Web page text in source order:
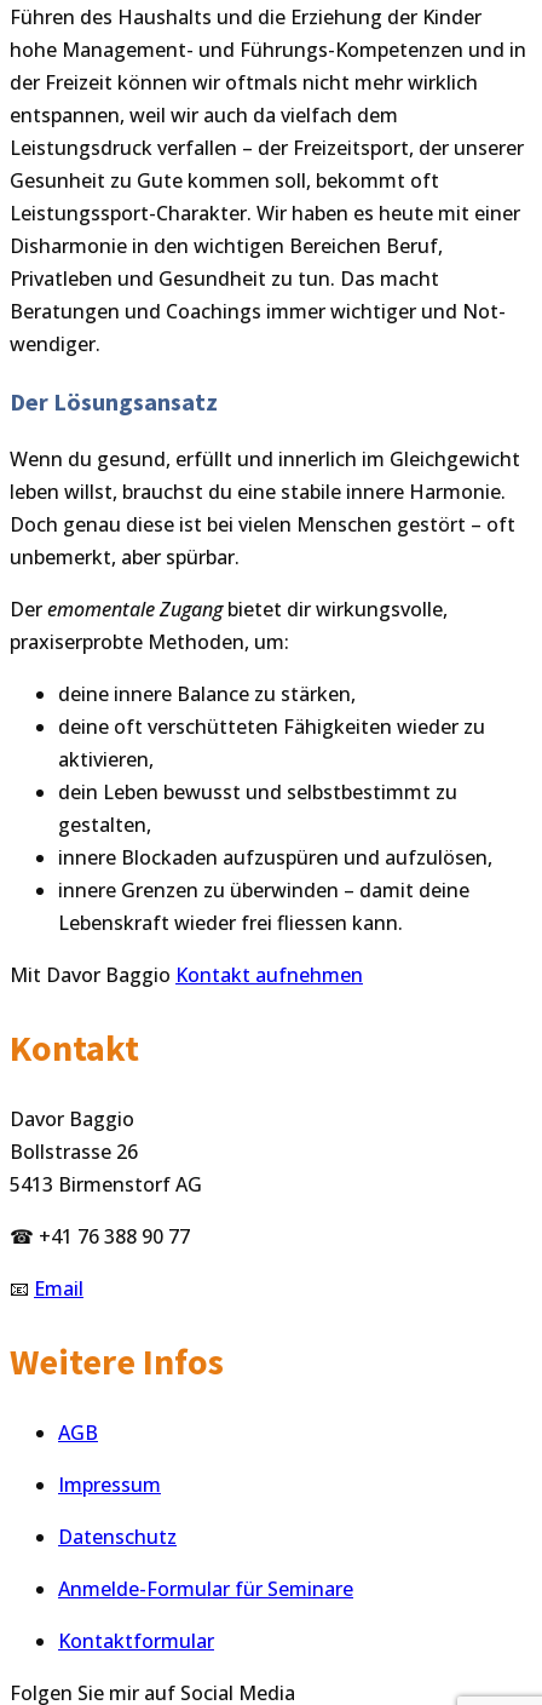
Führen des Haushalts und die Erziehung der Kinder
hohe Management- und Führungs-Kompetenzen und in
der Freizeit können wir oftmals nicht mehr wirklich
entspannen, weil wir auch da vielfach dem
Leistungsdruck verfallen – der Freizeitsport, der unserer
Gesunheit zu Gute kommen soll, bekommt oft
Leistungssport-Charakter. Wir haben es heute mit einer
Disharmonie in den wichtigen Bereichen Beruf,
Privatleben und Gesundheit zu tun. Das macht
Beratungen und Coachings immer wichtiger und Not-
wendiger.
Der Lösungsansatz
Wenn du gesund, erfüllt und innerlich im Gleichgewicht
leben willst, brauchst du eine stabile innere Harmonie.
Doch genau diese ist bei vielen Menschen gestört – oft
unbemerkt, aber spürbar.
Deremomentale Zugangbietet dir wirkungsvolle,
praxiserprobte Methoden, um:
deine innere Balance zu stärken,
deine oft verschütteten Fähigkeiten wieder zu
aktivieren,
dein Leben bewusst und selbstbestimmt zu
gestalten,
innere Blockaden aufzuspüren und aufzulösen,
innere Grenzen zu überwinden – damit deine
Lebenskraft wieder frei fliessen kann.
Mit Davor Baggio Kontakt aufnehmen
Kontakt
Davor Baggio
Bollstrasse 26
5413 Birmenstorf AG
☎ +41 76 388 90 77
📧 Email
Weitere Infos
AGB
Impressum
Datenschutz
Anmelde-Formular für Seminare
Kontaktformular
Folgen Sie mir auf Social Media